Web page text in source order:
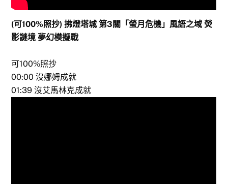
(可100%照抄) 拂燈塔城 第3關「螢月危機」風語之域 熒
影謎境 夢幻模擬戰
可100%照抄
00:00 沒娜姆成就
01:39 沒艾馬林克成就